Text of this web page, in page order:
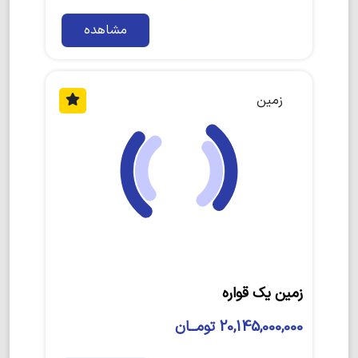
مشاهده
زمین
زمین یک قواره
20,145,000,000 تومــان